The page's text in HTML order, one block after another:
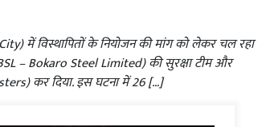
में विस्थापितों के नियोजन की मांग को लेकर चल रहा
– Bokaro Steel Limited) की सुरक्षा टीम और
कर दिया. इस घटना में 26 […]